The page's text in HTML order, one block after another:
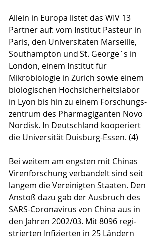
Allein in Europa listet das WIV 13
Partner auf: vom Institut Pasteur in
Paris, den Universitäten Marseille,
Southampton und St. George´s in
London, einem Institut für
Mikrobiologie in Zürich sowie einem
biologischen Hochsicherheitslabor
in Lyon bis hin zu einem For­schungs­
zentrum des Pharmagiganten Novo
Nordisk. In Deutschland kooperiert
die Universität Duisburg-Essen. (4)
Bei weitem am engsten mit Chinas
Virenforschung verbandelt sind seit
langem die Vereinigten Staaten. Den
Anstoß dazu gab der Ausbruch des
SARS-Coronavirus von China aus in
den Jahren 2002/03. Mit 8096 regi­
strier­ten Infizierten in 25 Ländern